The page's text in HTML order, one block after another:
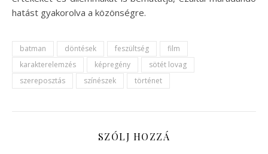
hatást gyakorolva a közönségre.
batman döntések feszültség
film
karakterelemzés
képregény
sötét lovag
szereposztás
színészek történet
SZÓLJ HOZZÁ